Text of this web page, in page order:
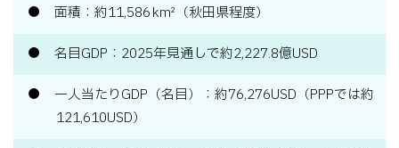
面積：約11,586 km²（秋田県程度）
名目GDP：2025年見通しで約2,227.8億USD
一人当たりGDP（名目）：約76,276USD（PPPでは約
121,610USD）